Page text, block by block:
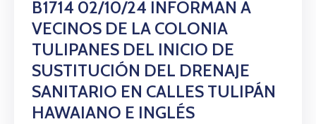
B1714 02/10/24 INFORMAN A
VECINOS DE LA COLONIA
TULIPANES DEL INICIO DE
SUSTITUCIÓN DEL DRENAJE
SANITARIO EN CALLES TULIPÁN
HAWAIANO E INGLÉS